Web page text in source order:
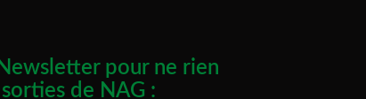
pour ne rien
de NAG :